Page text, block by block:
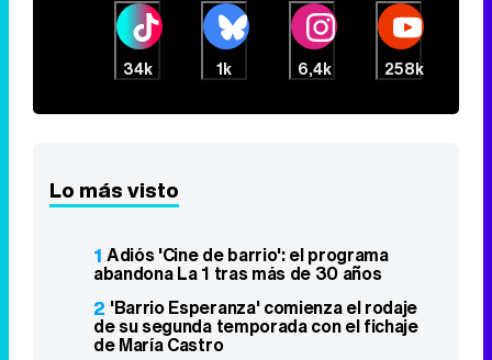
34k 1k 6,4k 258k
Lo más visto
1 Adiós 'Cine de barrio': el programa
abandona La 1 tras más de 30 años
2 'Barrio Esperanza' comienza el rodaje
de su segunda temporada con el fichaje
de María Castro